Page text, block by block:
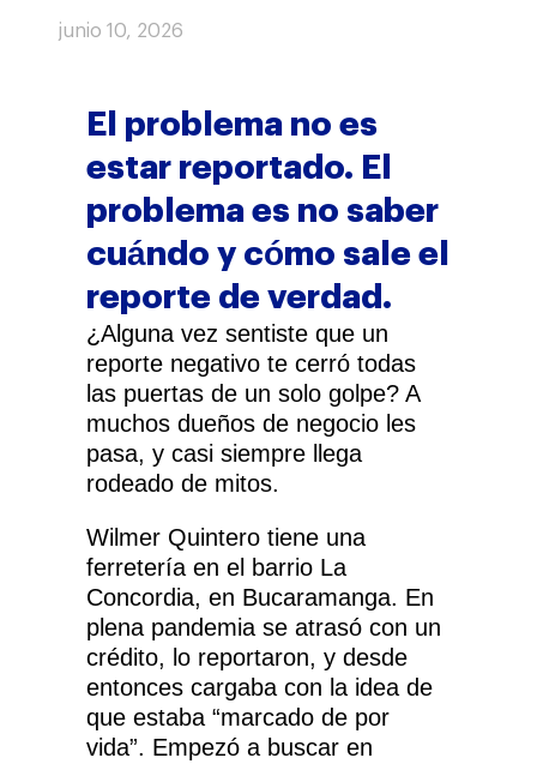
junio 10, 2026
El problema no es
estar reportado. El
problema es no saber
cuándo y cómo sale el
reporte de verdad.
¿Alguna vez sentiste que un
reporte negativo te cerró todas
las puertas de un solo golpe? A
muchos dueños de negocio les
pasa, y casi siempre llega
rodeado de mitos.
Wilmer Quintero tiene una
ferretería en el barrio La
Concordia, en Bucaramanga. En
plena pandemia se atrasó con un
crédito, lo reportaron, y desde
entonces cargaba con la idea de
que estaba “marcado de por
vida”. Empezó a buscar en